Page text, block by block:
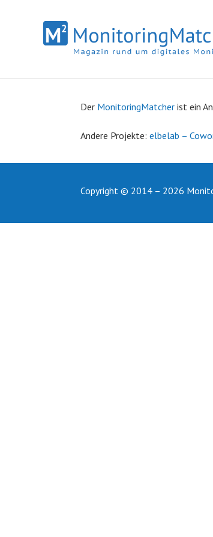
Der MonitoringMatcher ist ein
Andere Projekte:elbelab –
Copyright © 2014 – 2026